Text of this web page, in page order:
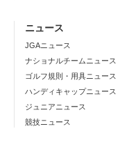
ニュース
JGAニュース
ナショナルチームニュース
ゴルフ規則・用具ニュース
ハンディキャップニュース
ジュニアニュース
競技ニュース